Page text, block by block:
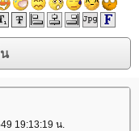
19:13:19 น.